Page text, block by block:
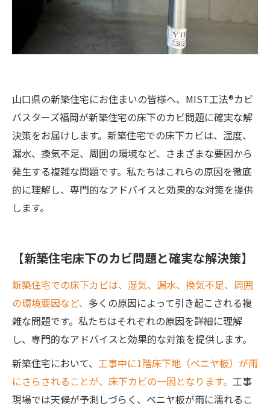
山口県の新築住宅にお住まいの皆様へ、MIST工法®カビ
バスターズ福岡が新築住宅の床下のカビ問題に確実な解
決策をお届けします。新築住宅での床下カビは、湿度、
漏水、換気不足、周囲の環境など、さまざまな要因から
発生する複雑な問題です。私たちはこれらの原因を徹底
的に理解し、専門的なアドバイスと効果的な対策を提供
します。
【新築住宅床下のカビ問題と確実な解決策】
新築住宅での床下カビは、湿気、漏水、換気不足、周囲
の環境要因など、 多くの原因によって引き起こされる複
雑な問題です。私たちはそれぞれの原因を詳細に理解
し、専門的なアドバイスと効果的な対策を提供します。
新築住宅において、 工事中に1階床下地（ベニヤ板）が雨
にさらされることが、床下カビの一因となります。 工事
現場では天候が予測しづらく、ベニヤ板が雨に濡れるこ